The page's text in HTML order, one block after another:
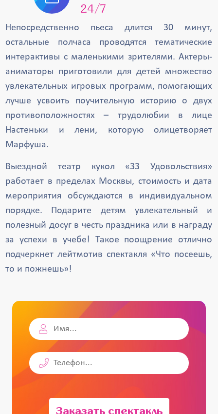
24/7
Непосредственно пьеса длится 30 минут,
остальные полчаса проводятся тематические
интерактивы с маленькими зрителями. Актеры-
аниматоры приготовили для детей множество
увлекательных игровых программ, помогающих
лучше усвоить поучительную историю о двух
противоположностях – трудолюбии в лице
Настеньки и лени, которую олицетворяет
Марфуша.
Выездной театр кукол «33 Удовольствия»
работает в пределах Москвы, стоимость и дата
мероприятия обсуждаются в индивидуальном
порядке. Подарите детям увлекательный и
полезный досуг в честь праздника или в награду
за успехи в учебе! Такое поощрение отлично
подчеркнет лейтмотив спектакля «Что посеешь,
то и пожнешь»!
Заказать спектакль